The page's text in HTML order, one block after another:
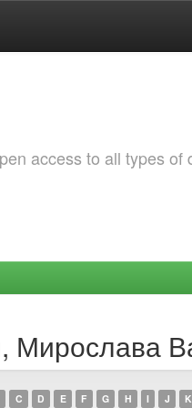
access to all types
Мирослава
C D E F G H I J K